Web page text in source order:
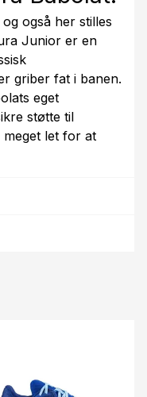
også her stilles
Junior er en
griber fat i banen.
eget
støtte til
let for at